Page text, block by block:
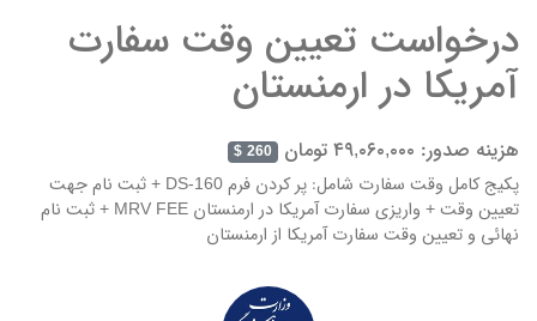
درخواست تعیین وقت سفارت
آمریکا در ارمنستان
هزینه صدور: ۴۹,۰۶۰,۰۰۰ تومان 260 $
پکیج کامل وقت سفارت شامل: پر کردن فرم DS-160 + ثبت نام جهت
تعیین وقت + واریزی سفارت آمریکا در ارمنستان MRV FEE + ثبت نام
نهائی و تعیین وقت سفارت آمریکا از ارمنستان